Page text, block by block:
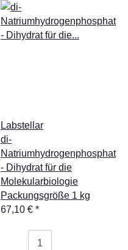
Labstellar
di-
Natriumhydrogenphosphat
- Dihydrat für die
Molekularbiologie
Packungsgröße 1 kg
67,10 € *